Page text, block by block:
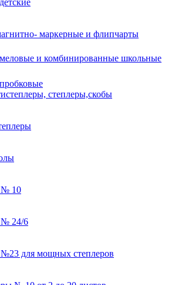
маркерные и флипчарты
и комбинированные школьные
степлеры,скобы
№ 10
24/6
для мощных степлеров